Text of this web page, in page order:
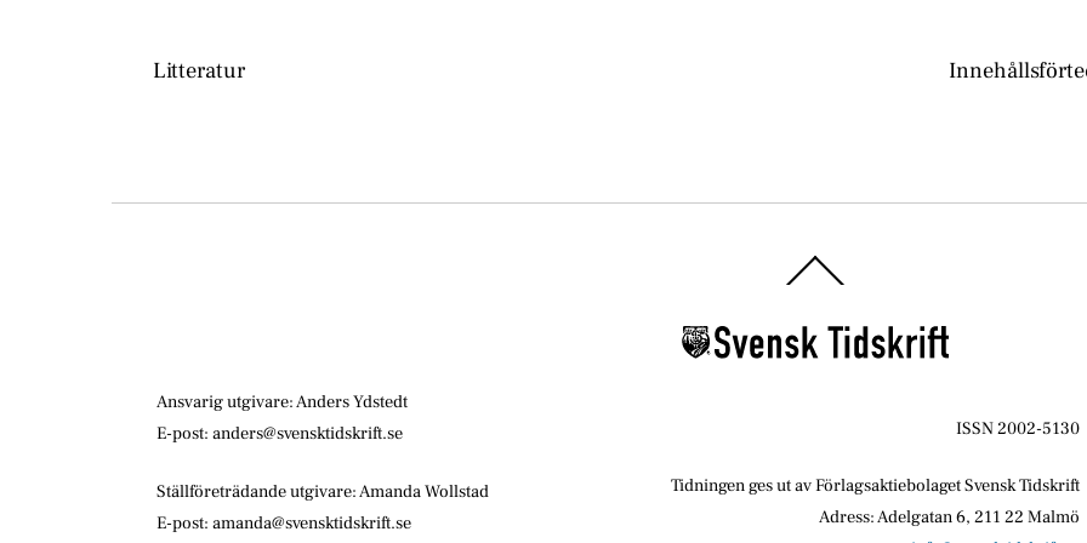
Litteratur
To
Ansvarig utgivare: Anders Ydstedt
E-post: anders@svensktidskrift.se
Ställföreträdande utgivare: Amanda Wollstad
E-post: amanda@svensktidskrift.se
ISSN 2002-5130
Tidningen ges ut av Förlagsaktiebolaget Svensk Tidskrift
Adress: Adelgatan 6, 211 22 Malmö